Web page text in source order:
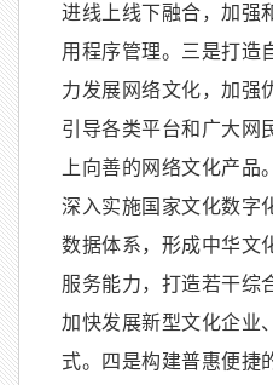
进线上线下融合，加强
用程序管理。三是打造
力发展网络文化，加强
引导各类平台和广大网
上向善的网络文化产品
深入实施国家文化数字
数据体系，形成中华文
服务能力，打造若干综
加快发展新型文化企业
式。四是构建普惠便捷